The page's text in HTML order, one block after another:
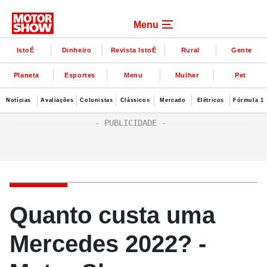
Menu
IstoÉ Dinheiro Revista IstoÉ Rural Gente
Planeta Esportes Menu Mulher Pet
Notícias Avaliações Colunistas Clássicos Mercado Elétricos Fórmula 1
Quanto custa uma
Mercedes 2022? -